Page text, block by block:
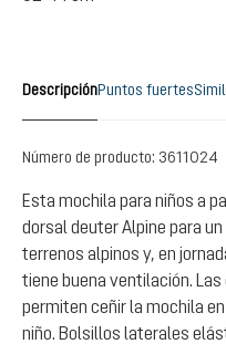
DescripciónPuntos fuertes
Número de producto: 3611024
Esta mochila para niños a
dorsal deuter Alpine para
terrenos alpinos y, en
tiene buena ventilación.
permiten ceñir la mochila
niño. Bolsillos laterales